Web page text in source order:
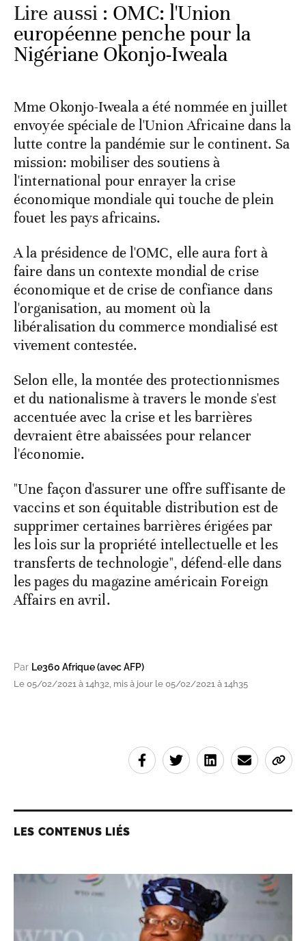
Lire aussi : OMC: l'Union
européenne penche pour la
Nigériane Okonjo-Iweala
Mme Okonjo-Iweala a été nommée en juillet
envoyée spéciale de l'Union Africaine dans la
lutte contre la pandémie sur le continent. Sa
mission: mobiliser des soutiens à
l'international pour enrayer la crise
économique mondiale qui touche de plein
fouet les pays africains.
A la présidence de l'OMC, elle aura fort à
faire dans un contexte mondial de crise
économique et de crise de confiance dans
l'organisation, au moment où la
libéralisation du commerce mondialisé est
vivement contestée.
Selon elle, la montée des protectionnismes
et du nationalisme à travers le monde s'est
accentuée avec la crise et les barrières
devraient être abaissées pour relancer
l'économie.
"Une façon d'assurer une offre suffisante de
vaccins et son équitable distribution est de
supprimer certaines barrières érigées par
les lois sur la propriété intellectuelle et les
transferts de technologie", défend-elle dans
les pages du magazine américain Foreign
Affairs en avril.
Par Le360 Afrique (avec AFP)
Le 05/02/2021 à 14h32, mis à jour le 05/02/2021 à 14h35
LES CONTENUS LIÉS